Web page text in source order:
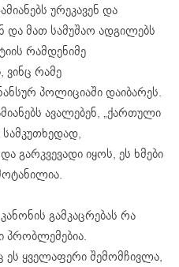
ურეკავენ და
და მათ სამუშაო ადგილებს
რამდენიმე
ვინც რამე
პოლიციაში დაიბარეს.
ავალებენ, „ქართული
გარკვევადი იყოს, ეს ხმები
გამკაცრებას რა
პრობლემებია.
ყველაფერი შემომჩივლა,